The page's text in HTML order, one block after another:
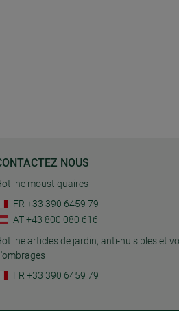
NOUS
moustiquaires
FR +33 390 6459 79
AT +43 800 080 616
articles de jardin, anti-nuisibles et
FR +33 390 6459 79